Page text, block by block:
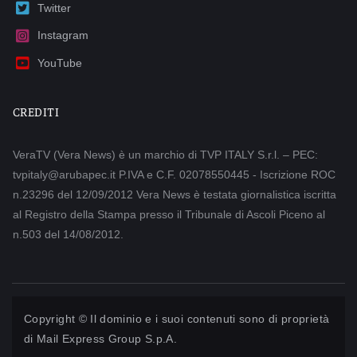
Twitter
Instagram
YouTube
CREDITI
VeraTV (Vera News) è un marchio di TVP ITALY S.r.l. – PEC:
tvpitaly@arubapec.it P.IVA e C.F. 02078550445 - Iscrizione ROC
n.23296 del 12/09/2012 Vera News è testata giornalistica iscritta
al Registro della Stampa presso il Tribunale di Ascoli Piceno al
n.503 del 14/08/2012.
Copyright © Il dominio e i suoi contenuti sono di proprietà
di Mail Express Group S.p.A.